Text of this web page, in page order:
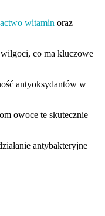
witamin oraz
co ma kluczowe
antyoksydantów w
owoce te skutecznie
antybakteryjne